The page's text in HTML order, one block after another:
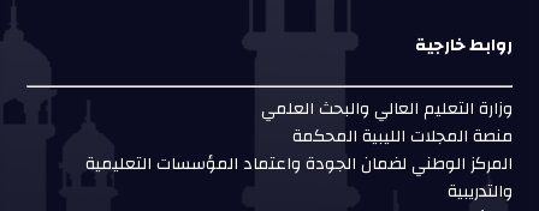
روابط خارجية
وزارة التعليم العالي والبحث العلمي
منصة المجلات الليبية المحكمة
المركز الوطني لضمان الجودة واعتماد المؤسسات التعليمية
والتدريبية